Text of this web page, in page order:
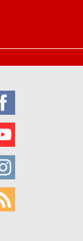
Youtube
Instagram
Rss